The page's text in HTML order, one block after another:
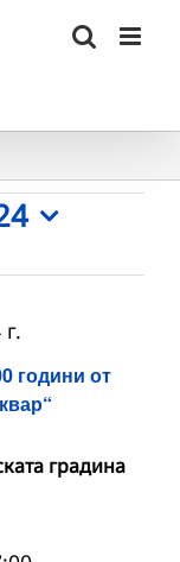
години от
градина